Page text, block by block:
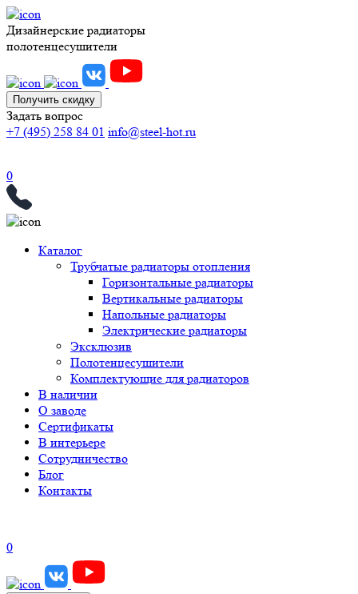
Дизайнерские радиаторы
полотенцесушители
Получить скидку
Задать вопрос
+7 (495) 258 84 01 info@steel-hot.ru
0
Каталог
Трубчатые радиаторы отопления
Горизонтальные радиаторы
Вертикальные радиаторы
Напольные радиаторы
Электрические радиаторы
Эксклюзив
Полотенцесушители
Комплектующие для радиаторов
В наличии
О заводе
Сертификаты
В интерьере
Сотрудничество
Блог
Контакты
0